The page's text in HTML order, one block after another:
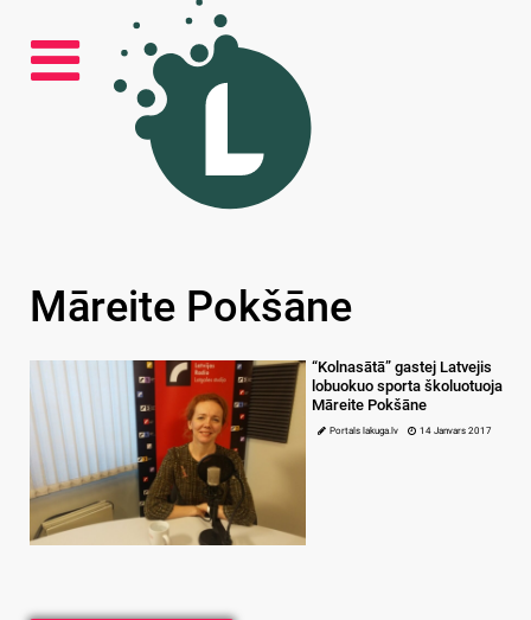
Māreite Pokšāne
“Kolnasātā” gastej Latvejis
lobuokuo sporta školuotuoja
Māreite Pokšāne
Portals lakuga.lv 14 Janvars 2017